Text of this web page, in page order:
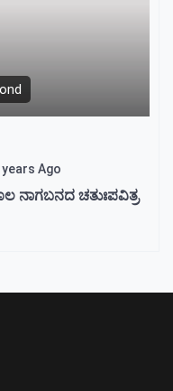
years Ago
ನಾಗಬನದ ಚತುಃಪವಿತ್ರ